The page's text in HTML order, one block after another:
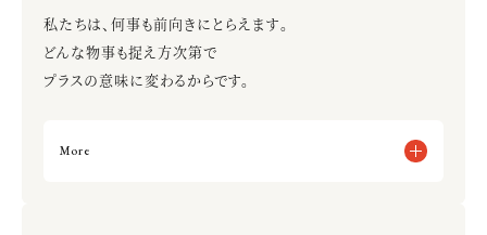
目を見ずふてくされた態度をとる
私たちは、何事も前向きにとらえます。
どんな物事も捉え方次第で
プラスの意味に変わるからです。
More